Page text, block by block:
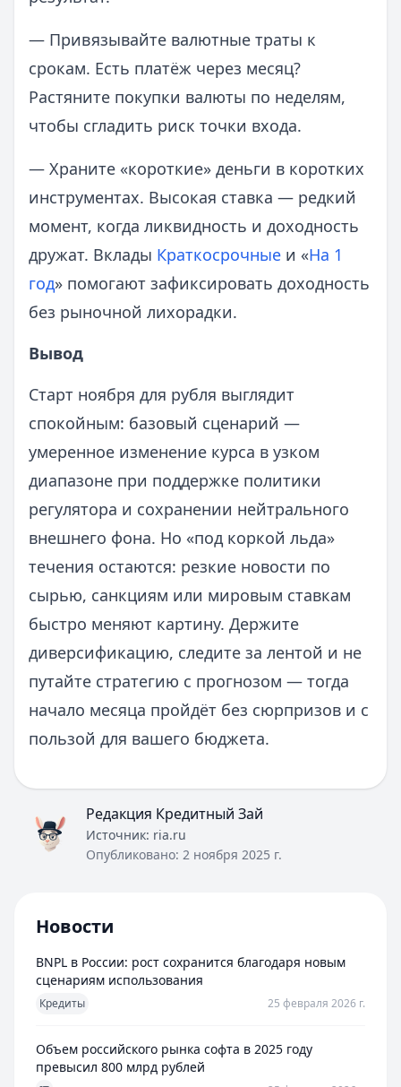
— Привязывайте валютные траты к
срокам. Есть платёж через месяц?
Растяните покупки валюты по неделям,
чтобы сгладить риск точки входа.
— Храните «короткие» деньги в коротких
инструментах. Высокая ставка — редкий
момент, когда ликвидность и доходность
дружат. Вклады Краткосрочные и «На 1
год» помогают зафиксировать доходность
без рыночной лихорадки.
Вывод
Старт ноября для рубля выглядит
спокойным: базовый сценарий —
умеренное изменение курса в узком
диапазоне при поддержке политики
регулятора и сохранении нейтрального
внешнего фона. Но «под коркой льда»
течения остаются: резкие новости по
сырью, санкциям или мировым ставкам
быстро меняют картину. Держите
диверсификацию, следите за лентой и не
путайте стратегию с прогнозом — тогда
начало месяца пройдёт без сюрпризов и с
пользой для вашего бюджета.
Редакция Кредитный Зай
Источник: ria.ru
Опубликовано: 2 ноября 2025 г.
Новости
BNPL в России: рост сохранится благодаря новым
сценариям использования
Кредиты 25 февраля 2026 г.
Объем российского рынка софта в 2025 году
превысил 800 млрд рублей